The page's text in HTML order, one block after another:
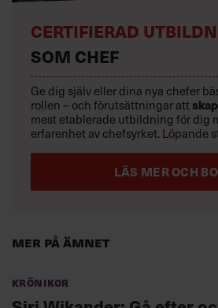
Mer på ämnet
Krönikor
CERTIFIERAD
SOM CHEF
Ge dig själv eller dina nya chefer
rollen – och förutsättningar att
mest etablerade utbildning för dig
erfarenhet av chefsyrket. Löpande
LÄS MER OCH